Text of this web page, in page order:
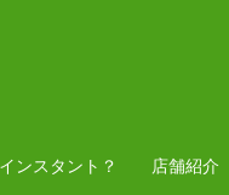
インスタント？ 店舗紹介